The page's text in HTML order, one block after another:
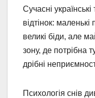
Сучасні
відтінок: маленькі
великі біди, але
зону, де потрібна
дрібні
Психологія снів